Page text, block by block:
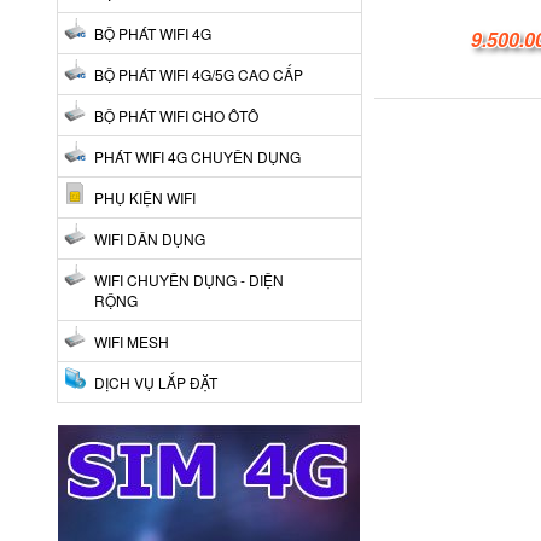
BỘ PHÁT WIFI 4G
BỘ PHÁT WIFI 4G/5G CAO CẤP
BỘ PHÁT WIFI CHO ÔTÔ
PHÁT WIFI 4G CHUYÊN DỤNG
PHỤ KIỆN WIFI
WIFI DÂN DỤNG
WIFI CHUYÊN DỤNG - DIỆN
RỘNG
WIFI MESH
DỊCH VỤ LẮP ĐẶT